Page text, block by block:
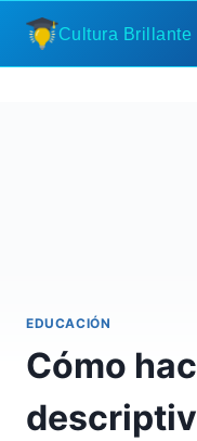
Saltar
contenido
Cultura Brillante
EDUCACIÓN
Cómo